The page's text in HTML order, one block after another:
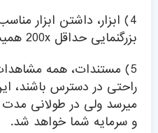
4) ابزار، داشتن ابزار
بزرگنمایی حداقل 200x همیشه مهم است.
5) مستندات، همه
راحتی در دسترس باشند،
میرسد ولی در طولانی
و سرمایه شما خواهد شد.